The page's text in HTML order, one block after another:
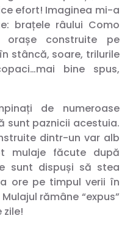
efort! Imaginea mi-a
brațele râului Como
orașe construite pe
stâncă, soare, trilurile
bine spus,
de numeroase
sunt paznicii acestuia.
dintr-un var alb
mulaje făcute după
sunt dispuși să stea
ore pe timpul verii în
rămâne “expus”
zile!